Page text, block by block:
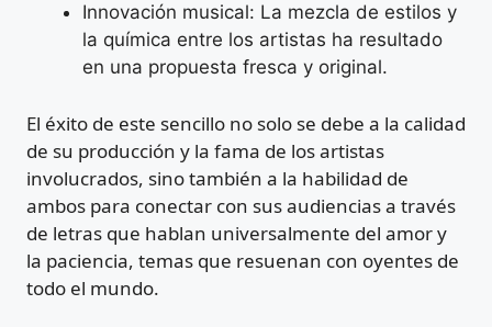
Innovación musical: La mezcla de estilos y
la química entre los artistas ha resultado
en una propuesta fresca y original.
El éxito de este sencillo no solo se debe a la calidad
de su producción y la fama de los artistas
involucrados, sino también a la habilidad de
ambos para conectar con sus audiencias a través
de letras que hablan universalmente del amor y
la paciencia, temas que resuenan con oyentes de
todo el mundo.